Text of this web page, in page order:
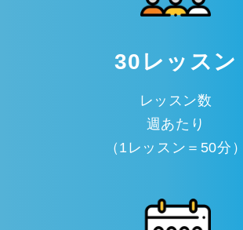
30レッスン
レッスン数
週あたり
（1レッスン＝50分）